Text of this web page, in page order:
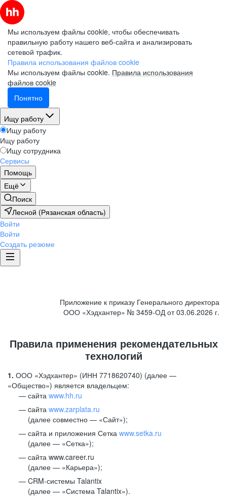
Мы используем файлы cookie, чтобы обеспечивать
правильную работу нашего веб-сайта и анализировать
сетевой трафик.
Правила использования файлов cookie
Мы используем файлы cookie. Правила использования
файлов cookie
Понятно
Ищу работу
Ищу работу
Ищу работу
Ищу сотрудника
Сервисы
Помощь
Ещё
Поиск
Лесной (Рязанская область)
Войти
Войти
Создать резюме
Приложение к приказу Генерального директора
ООО «Хэдхантер» № 3459-ОД от 03.06.2026 г.
Правила применения рекомендательных
технологий
1. ООО «Хэдхантер» (ИНН 7718620740) (далее —
«Общество») является владельцем:
сайта www.hh.ru
cайта www.zarplata.ru
(далее совместно — «Сайт»);
сайта и приложения Сетка www.setka.ru
(далее — «Сетка»);
сайта www.career.ru
(далее — «Карьера»);
CRM-системы Talantix
(далее — «Система Talantix»).